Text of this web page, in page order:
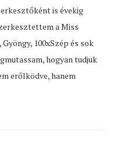
is évekig
a Miss
100xSzép és sok
hogyan tudjuk
erőlködve, hanem